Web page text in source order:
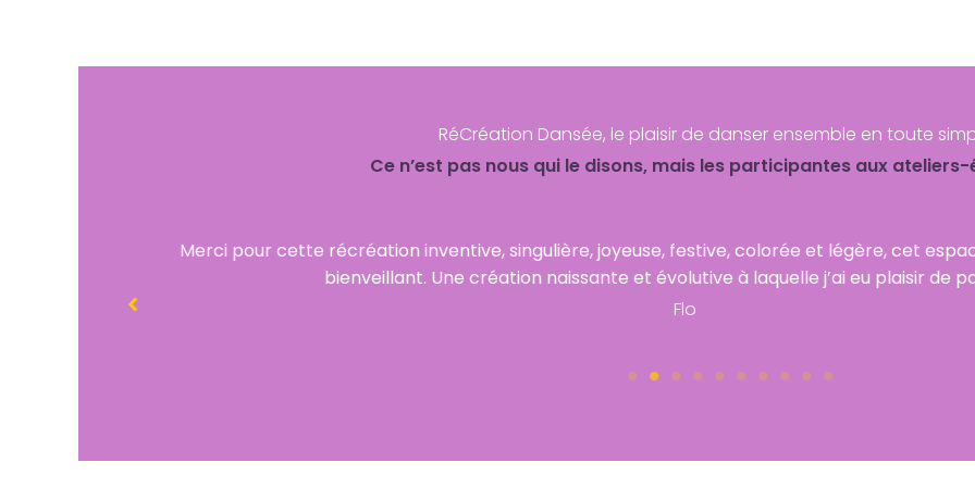
RéCréation Dansée, le plaisir de danser ensemble en toute
Ce n’est pas nous qui le disons, mais les participantes aux
proposé épanouissant,
Ma très chère Nath, ma belle Doris. Merci pour cette bulle d’oxygène que
happy with you.